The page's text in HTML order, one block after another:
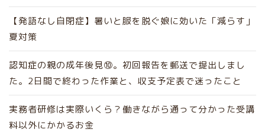
【発語なし自閉症】暑いと服を脱ぐ娘に効いた「減らす」
夏対策
認知症の親の成年後見⑩。初回報告を郵送で提出しまし
た。2日間で終わった作業と、収支予定表で迷ったこと
実務者研修は実際いくら？働きながら通って分かった受講
料以外にかかるお金